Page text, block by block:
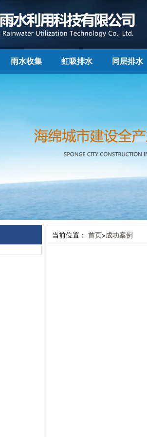
雨水收集 虹吸排水 同层排水
当前位置： 首页>成功案例